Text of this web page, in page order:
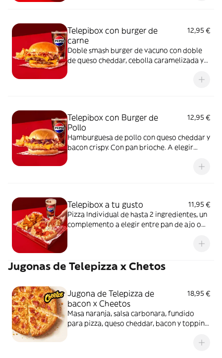
Telepibox con burger de
carne
12,95 €
Doble smash burger de vacuno con doble
de queso cheddar, cebolla caramelizada y
Telepibox con Burger de
Pollo
12,95 €
Hamburguesa de pollo con queso cheddar y
bacon crispy. Con pan brioche. A elegir
Acompañada de una ración de patatas gajo
Telepibox a tu gusto
11,95 €
Pizza Individual de hasta 2 ingredientes, un
complemento a elegir entre pan de ajo o
Jugonas de Telepizza x Chetos
Jugona de Telepizza de
bacon x Cheetos
18,95 €
Masa naranja, salsa carbonara, fundido
para pizza, queso cheddar, bacon y topping